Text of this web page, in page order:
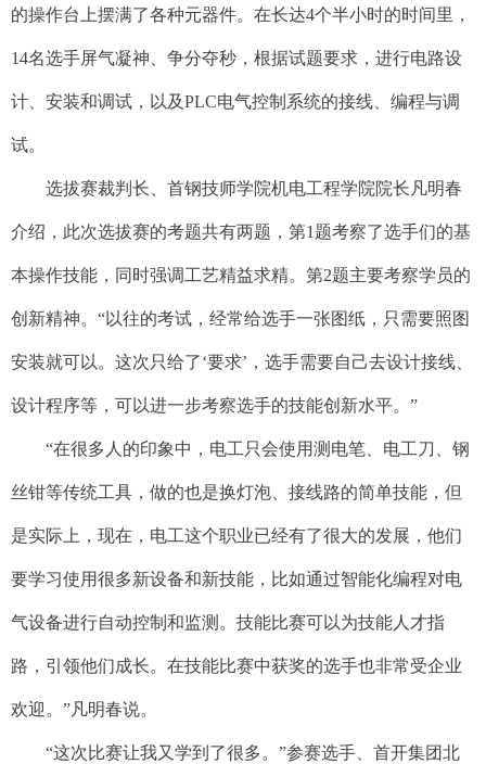
的操作台上摆满了各种元器件。在长达4个半小时的时间里，
14名选手屏气凝神、争分夺秒，根据试题要求，进行电路设
计、安装和调试，以及PLC电气控制系统的接线、编程与调
试。
选拔赛裁判长、首钢技师学院机电工程学院院长凡明春
介绍，此次选拔赛的考题共有两题，第1题考察了选手们的基
本操作技能，同时强调工艺精益求精。第2题主要考察学员的
创新精神。“以往的考试，经常给选手一张图纸，只需要照图
安装就可以。这次只给了‘要求’，选手需要自己去设计接线、
设计程序等，可以进一步考察选手的技能创新水平。”
“在很多人的印象中，电工只会使用测电笔、电工刀、钢
丝钳等传统工具，做的也是换灯泡、接线路的简单技能，但
是实际上，现在，电工这个职业已经有了很大的发展，他们
要学习使用很多新设备和新技能，比如通过智能化编程对电
气设备进行自动控制和监测。技能比赛可以为技能人才指
路，引领他们成长。在技能比赛中获奖的选手也非常受企业
欢迎。”凡明春说。
“这次比赛让我又学到了很多。”参赛选手、首开集团北